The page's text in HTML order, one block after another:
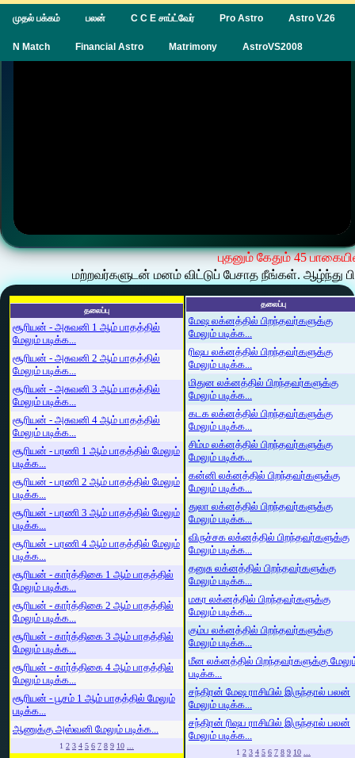
முதல் பக்கம் பலன் C C E சாப்ட்வேர் Pro Astro Astro V.26
N Match Financial Astro Matrimony AstroVS2008
புதனும் கேதும் 45
மற்றவர்களுடன் மனம் விட்டுப் பேசாத நீங்கள். ஆழ்ந்து
தலைப்பு
சூரியன் - அசுவனி 1 ஆம் பாதத்தில்
மேலும் படிக்க...
சூரியன் - அசுவனி 2 ஆம் பாதத்தில்
மேலும் படிக்க...
சூரியன் - அசுவனி 3 ஆம் பாதத்தில்
மேலும் படிக்க...
சூரியன் - அசுவனி 4 ஆம் பாதத்தில்
மேலும் படிக்க...
சூரியன் - பரணி 1 ஆம் பாதத்தில் மேலும்
படிக்க...
சூரியன் - பரணி 2 ஆம் பாதத்தில் மேலும்
படிக்க...
சூரியன் - பரணி 3 ஆம் பாதத்தில் மேலும்
படிக்க...
சூரியன் - பரணி 4 ஆம் பாதத்தில் மேலும்
படிக்க...
சூரியன் - கார்த்திகை 1 ஆம் பாதத்தில்
மேலும் படிக்க...
சூரியன் - கார்த்திகை 2 ஆம் பாதத்தில்
மேலும் படிக்க...
சூரியன் - கார்த்திகை 3 ஆம் பாதத்தில்
மேலும் படிக்க...
சூரியன் - கார்த்திகை 4 ஆம் பாதத்தில்
மேலும் படிக்க...
சூரியன் - பூசம் 1 ஆம் பாதத்தில் மேலும்
படிக்க...
ஆணுக்கு அஸ்வனி மேலும் படிக்க...
1 2 3 4 5 6 7 8 9 10 ...
தலைப்பு
மேஷ லக்னத்தில் பிறந்தவர்களுக்கு
மேலும் படிக்க...
ரிஷப லக்னத்தில் பிறந்தவர்களுக்கு
மேலும் படிக்க...
மிதுன லக்னத்தில் பிறந்தவர்களுக்கு
மேலும் படிக்க...
கடக லக்னத்தில் பிறந்தவர்களுக்கு
மேலும் படிக்க...
சிம்ம லக்னத்தில் பிறந்தவர்களுக்கு
மேலும் படிக்க...
கன்னி லக்னத்தில் பிறந்தவர்களுக்கு
மேலும் படிக்க...
துலா லக்னத்தில் பிறந்தவர்களுக்கு
மேலும் படிக்க...
விருச்சக லக்னத்தில் பிறந்தவர்களுக்கு
மேலும் படிக்க...
தனுசு லக்னத்தில் பிறந்தவர்களுக்கு
மேலும் படிக்க...
மகர லக்னத்தில் பிறந்தவர்களுக்கு
மேலும் படிக்க...
கும்ப லக்னத்தில் பிறந்தவர்களுக்கு
மேலும் படிக்க...
மீன லக்னத்தில் பிறந்தவர்களுக்கு
படிக்க...
சந்திரன் மேஷ ராசியில் இருந்தால் பலன்
மேலும் படிக்க...
சந்திரன் ரிஷப ராசியில் இருந்தால் பலன்
மேலும் படிக்க...
1 2 3 4 5 6 7 8 9 10 ...